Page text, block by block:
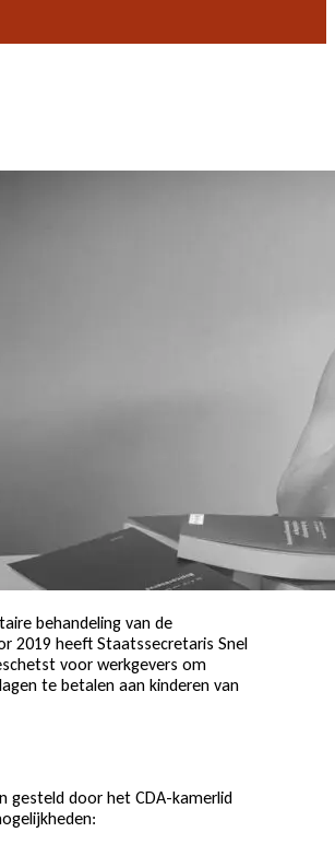
behandeling van de
2019 heeft Staatssecretaris Snel
voor werkgevers om
te betalen aan kinderen van
gesteld door het CDA-kamerlid